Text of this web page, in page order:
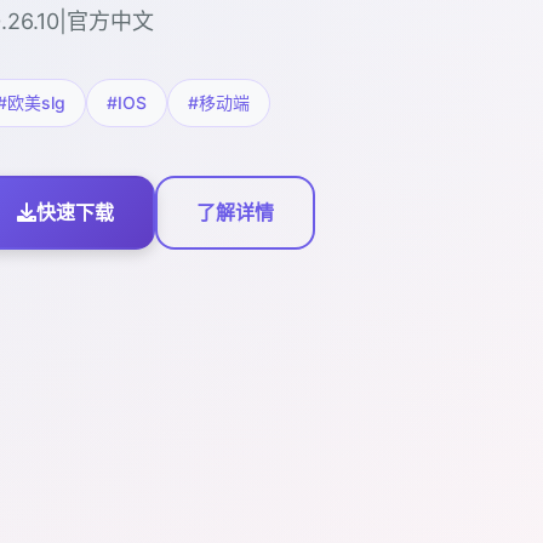
官方中文
欧美slg #IOS #移动端
快速下载 了解详情